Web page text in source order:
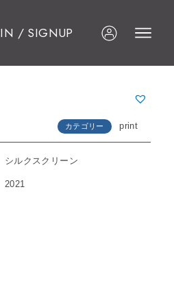
/ SIGNUP
カテゴリー print
シルクスクリーン
2021